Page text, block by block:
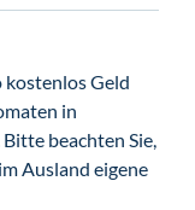
kostenlos Geld
in
beachten Sie,
Ausland eigene